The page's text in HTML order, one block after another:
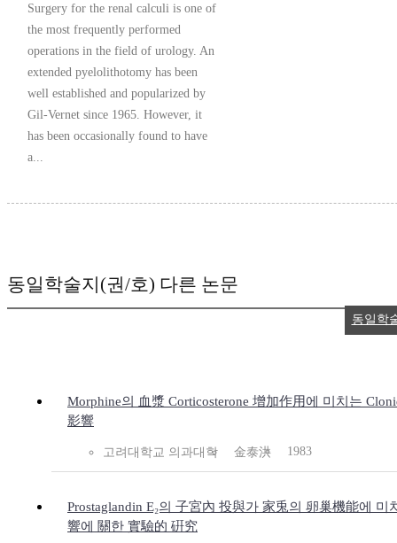
Surgery for the renal calculi is one of
the most frequently performed
operations in the field of urology. An
extended pyelolithotomy has been
well established and popularized by
Gil-Vernet since 1965. However, it
has been occasionally found to have
a...
동일학술지(권/호) 다른 논문
Morphine의 血漿 Corticosterone 增加作用에 미치는
影響
고려대학교 의과대학 金泰洪 1983
Prostaglandin E₂의 子宮內 投與가 家兎의 卵巢機能에 미
響에 關한 實驗的 硏究
동일학